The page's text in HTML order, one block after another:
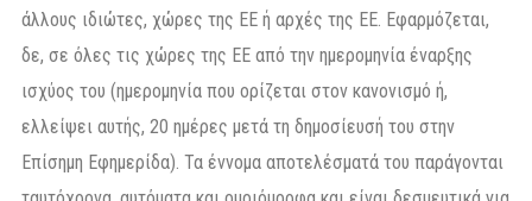
άλλους ιδιώτες, χώρες της ΕΕ ή αρχές της ΕΕ. Εφαρμόζεται,
δε, σε όλες τις χώρες της ΕΕ από την ημερομηνία έναρξης
ισχύος του (ημερομηνία που ορίζεται στον κανονισμό ή,
ελλείψει αυτής, 20 ημέρες μετά τη δημοσίευσή του στην
Επίσημη Εφημερίδα). Τα έννομα αποτελέσματά του παράγονται